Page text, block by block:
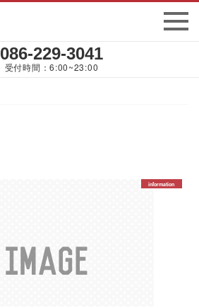
086-229-3041
受付時間：6:00~23:00
information